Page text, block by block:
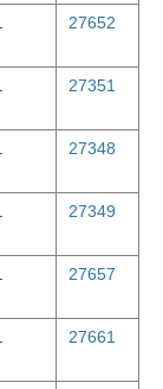
27652
27351
27348
27349
27657
27661